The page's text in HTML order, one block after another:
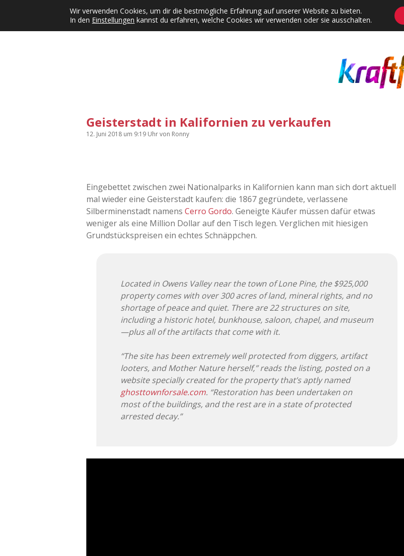
Kategorien Dropdown-Menü öffnen
KFMW-Disco Dates Instagrams Contact Adventskalender Dropdown-Menü öffnen
Geisterstadt in Kalifornien zu verkaufen
12. Juni 2018 um 9:19 Uhrvon Ronny
Eingebettet zwischen zwei Nationalparks in Kalifornien kann man sich dort aktuell
mal wieder eine Geisterstadt kaufen: die 1867 gegründete, verlassene
Silberminenstadt namens Cerro Gordo. Geneigte Käufer müssen dafür etwas
weniger als eine Million Dollar auf den Tisch legen. Verglichen mit hiesigen
Grundstückspreisen ein echtes Schnäppchen.
Located in Owens Valley near the town of Lone Pine, the $925,000
property comes with over 300 acres of land, mineral rights, and no
shortage of peace and quiet. There are 22 structures on site,
including a historic hotel, bunkhouse, saloon, chapel, and museum
—plus all of the artifacts that come with it.
“The site has been extremely well protected from diggers, artifact
looters, and Mother Nature herself,” reads the listing, posted on a
website specially created for the property that’s aptly named
ghosttownforsale.com. “Restoration has been undertaken on
most of the buildings, and the rest are in a state of protected
arrested decay.”
Wir verwenden Cookies, um dir die bestmögliche Erfahrung auf unserer Website zu bieten.
In den Einstellungen kannst du erfahren, welche Cookies wir verwenden oder sie ausschalten.